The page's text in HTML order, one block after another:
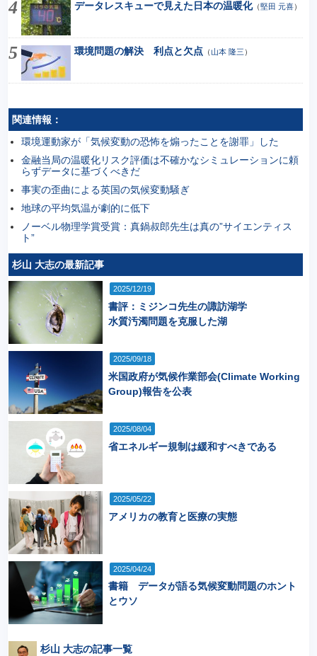
データレスキューで見えた日本の温暖化（堅田 元喜）
環境問題の解決 利点と欠点 （山本 隆三 ）
関連情報：
環境運動家が「気候変動の恐怖を煽ったことを謝罪」した
金融当局の温暖化リスク評価は不確かなシミュレーションに頼
らずデータに基づくべきだ
事実の歪曲による英国の気候変動騒ぎ
地球の平均気温が劇的に低下
ノーベル物理学賞受賞：真鍋叔郎先生は真の”サイエンティス
ト”
杉山 大志の最新記事
2025/12/19
書評：ミジンコ先生の諏訪湖学
水質汚濁問題を克服した湖
2025/09/18
米国政府が気候作業部会(Climate Working
Group)報告を公表
2025/08/04
省エネルギー規制は緩和すべきである
2025/05/22
アメリカの教育と医療の実態
2025/04/24
書籍 データが語る気候変動問題のホント
とウソ
杉山 大志の記事一覧